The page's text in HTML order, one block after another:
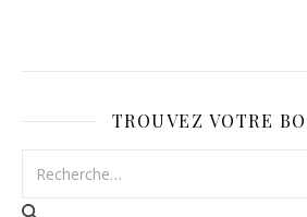
TROUVEZ VOTRE